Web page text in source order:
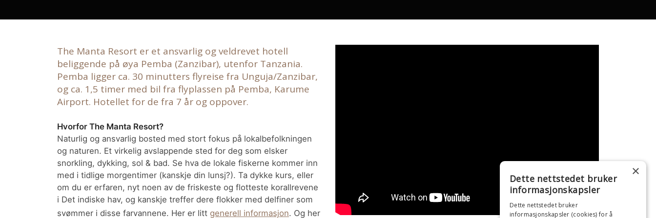
The Manta Resort er et ansvarlig og veldrevet hotell
beliggende på øya Pemba (Zanzibar), utenfor Tanzania.
Pemba ligger ca. 30 minutters flyreise fra Unguja/Zanzibar,
og ca. 1,5 timer med bil fra flyplassen på Pemba, Karume
Airport. Hotellet for de fra 7 år og oppover.
Hvorfor The Manta Resort?
Naturlig og ansvarlig bosted med stort fokus på lokalbefolkningen
og naturen. Et virkelig avslappende sted for deg som elsker
snorkling, dykking, sol & bad. Se hva de lokale fiskerne kommer inn
med i tidlige morgentimer (kanskje din lunsj?). Ta dykke kurs, eller
om du er erfaren, nyt noen av de friskeste og flotteste korallrevene
i Det indiske hav, og kanskje treffer dere flokker med delfiner som
svømmer i disse farvannene. Her er litt generell informasjon. Og her
×
Dette nettstedet bruker
informasjonskapsler
Dette nettstedet bruker
informasjonskapsler (cookies) for å